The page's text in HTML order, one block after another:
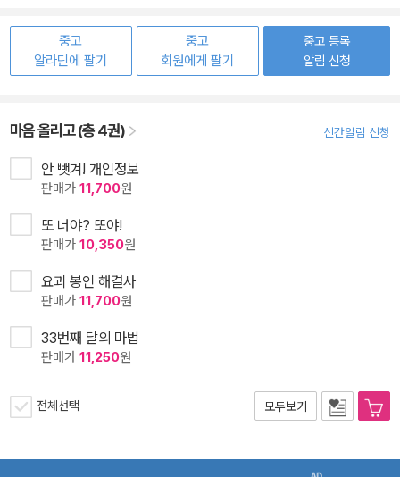
중고
알라딘에 팔기
중고
회원에게 팔기
중고 등록
알림 신청
마음 올리고 (총 4권) 신간알림 신청
안 뺏겨! 개인정보
판매가 11,700원
또 너야? 또야!
판매가 10,350원
요괴 봉인 해결사
판매가 11,700원
33번째 달의 마법
판매가 11,250원
전체선택 모두보기